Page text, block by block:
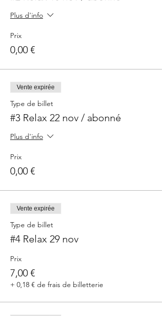
Plus d'info
Prix
0,00 €
Vente expirée
Type de billet
#3 Relax 22 nov / abonné
Plus d'info
Prix
0,00 €
Vente expirée
Type de billet
#4 Relax 29 nov
Prix
7,00 €
+ 0,18 € de frais de billetterie